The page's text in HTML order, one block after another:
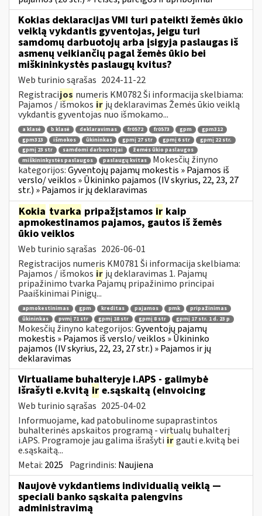
Kokias deklaracijas VMI turi pateikti žemės ūkio
veiklą vykdantis gyventojas, jeigu turi
samdomų darbuotojų arba įsigyja paslaugas iš
asmenų veikiančių pagal žemės ūkio bei
miškininkystės paslaugų kvitus?
Web turinio sąrašas 2024-11-22
Registracijos numeris KM0782 Ši informacija skelbiama:
Pajamos / išmokos ir jų deklaravimas Žemės ūkio veiklą
vykdantis gyventojas nuo išmokamo...
a klasė b klasė deklaravimas fr0572 fr0573 gpm
gpm312
gpm313
išmokos ūkininkas gpmį 27 str gpmį 6 str
gpmį 22 str.
gpmį 23 str
samdomi darbuotojai
žemės ūkio paslaugos
miškininkystės paslaugos
paslaugų kvitas
Mokesčių žinyno
kategorijos:Gyventojų pajamų mokestis » Pajamos iš
verslo/ veiklos » Ūkininko pajamos (IV skyrius, 22, 23, 27
str.) » Pajamos ir jų deklaravimas
Kokia tvarka pripažįstamos ir kaip
apmokestinamos pajamos, gautos iš žemės
ūkio veiklos
Web turinio sąrašas 2026-06-01
Registracijos numeris KM0781 Ši informacija skelbiama:
Pajamos / išmokos ir jų deklaravimas 1. Pajamų
pripažinimo tvarka Pajamų pripažinimo principai
Paaiškinimai Pinigų...
apmokestinimas gpm kreditas pajamos pmk
pripažinimas
ūkininkas
pvmį 71 str gpmį 18 str gpmį 8 str gpmį 17 str. 1 d. 23 p
Mokesčių žinyno kategorijos:Gyventojų pajamų
mokestis » Pajamos iš verslo/ veiklos » Ūkininko
pajamos (IV skyrius, 22, 23, 27 str.) » Pajamos ir jų
deklaravimas
Virtualiame buhalteryje i.APS - galimybė
išrašyti e.kvitą ir e.sąskaitą (eInvoicing
Web turinio sąrašas 2025-04-02
Informuojame, kad patobulinome supaprastintos
buhalterinės apskaitos programą - virtualų buhalterį
i.APS. Programoje jau galima išrašyti irgauti e.kvitą bei
e.sąskaitą...
Metai: 2025 Pagrindinis: Naujiena
Naujovė vykdantiems individualią veiklą —
speciali banko sąskaita palengvins
administravimą